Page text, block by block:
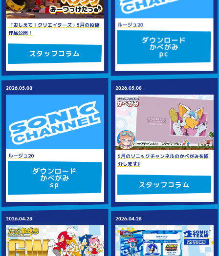
「おしえて！クリエイターズ」5月の投稿
作品公開！
スタッフコラム
ルージュ20
ダウンロード
かべがみ
pc
2026.05.08
ルージュ20
ダウンロード
かべがみ
sp
2026.05.08
5月のソニックチャンネルのかべがみを紹
介します♪
スタッフコラム
2026.04.28 2026.04.28